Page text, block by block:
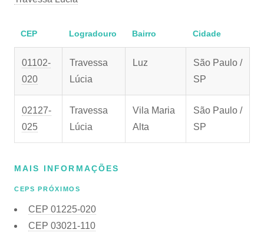
CEP Logradouro Bairro Cidade
01102-
020
Travessa
Lúcia
Luz
São Paulo /
SP
02127-
025
Travessa
Lúcia
Vila Maria
Alta
São Paulo /
SP
MAIS INFORMAÇÕES
CEPS PRÓXIMOS
CEP 01225-020
CEP 03021-110